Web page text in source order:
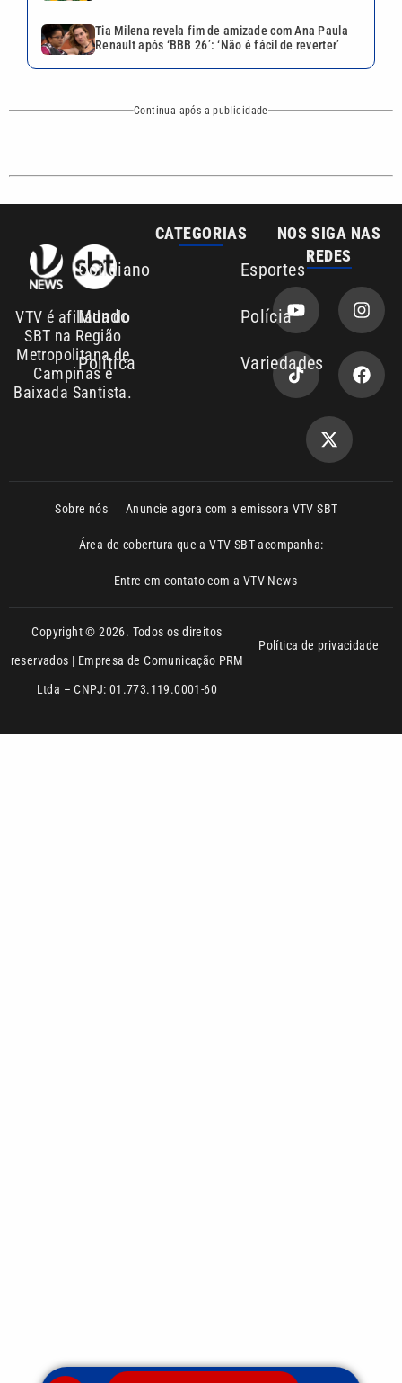
Tia Milena revela fim de amizade com Ana Paula
Renault após ‘BBB 26’: ‘Não é fácil de reverter’
Continua após a publicidade
VTV é afiliada do
SBT na Região
Metropolitana de
Campinas e
Baixada Santista.
Esportes
Mundo Polícia
Política Variedades
Anuncie agora com a emissora VTV SBT
Copyright © 2026. Todos os direitos